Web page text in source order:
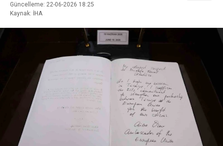
Güncelleme: 22-06-2026 18:25
Kaynak: İHA